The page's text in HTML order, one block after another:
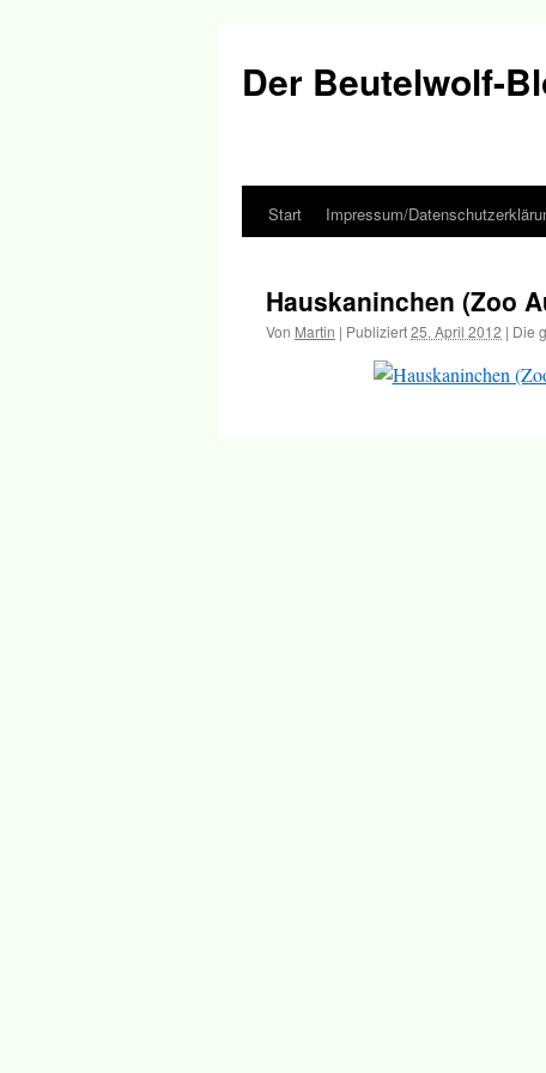
Der Beutelwolf-
Springe
Inhalt
Start Impressum/
Hauskaninchen (Zoo
Von Martin | Publiziert25. April 2012 | Die